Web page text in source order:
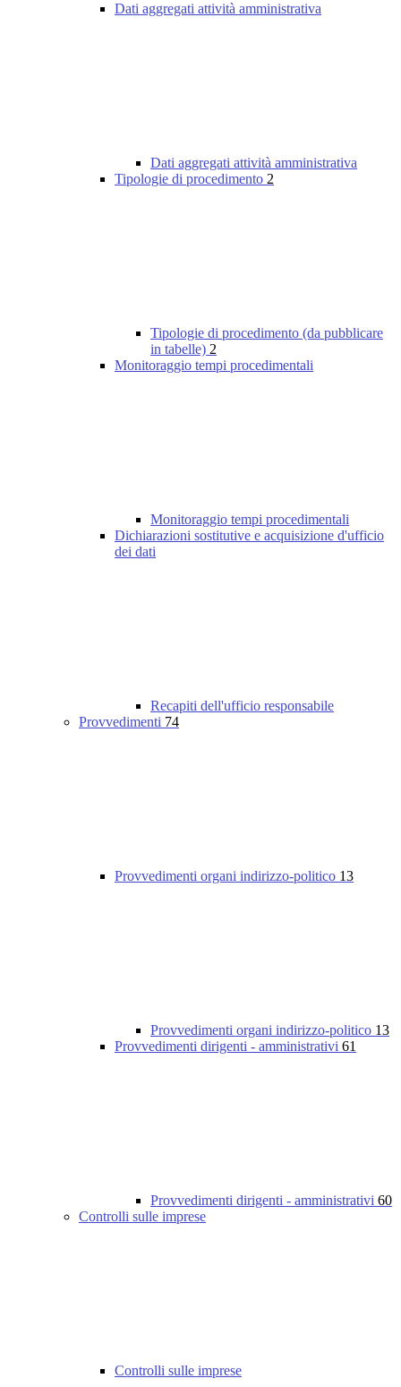
Dati aggregati attività amministrativa
Dati aggregati attività amministrativa
Tipologie di procedimento 2
Tipologie di procedimento (da pubblicare
in tabelle) 2
Monitoraggio tempi procedimentali
Monitoraggio tempi procedimentali
Dichiarazioni sostitutive e acquisizione d'ufficio
dei dati
Recapiti dell'ufficio responsabile
Provvedimenti 74
Provvedimenti organi indirizzo-politico 13
Provvedimenti organi indirizzo-politico 13
Provvedimenti dirigenti - amministrativi 61
Provvedimenti dirigenti - amministrativi 60
Controlli sulle imprese
Controlli sulle imprese